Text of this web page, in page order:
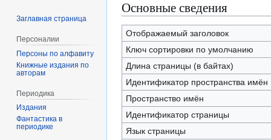
Перейти
к
навигации
Перейти
к
поиску
Основные сведения
Отображаемый заголовок
Ключ сортировки по умолчанию
Длина страницы (в байтах)
Идентификатор пространства имён
Пространство имён
Идентификатор страницы
Язык страницы
Заглавная страница
Персоналии
Персоны по алфавиту
Книжные издания по
авторам
Периодика
Издания
Фантастика в
периодике